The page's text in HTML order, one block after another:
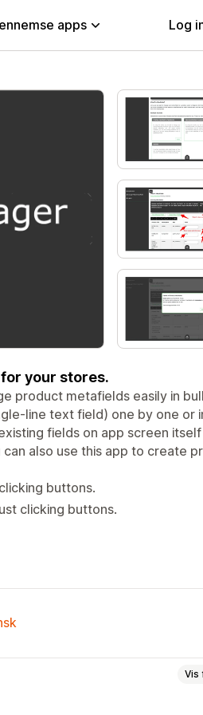
apps Log
your stores.
product metafields easily in
line text field) one by one or
fields on app screen
also use this app to create
buttons.
clicking buttons.
Vis